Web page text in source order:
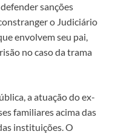
sanções
o Judiciário
envolvem seu pai,
no caso da trama
a atuação do ex-
familiares acima das
instituições. O